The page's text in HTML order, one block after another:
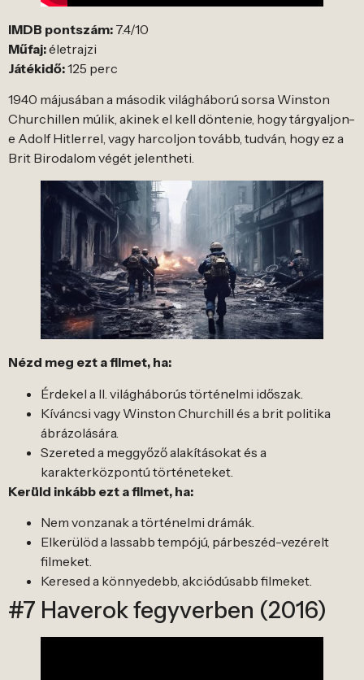
IMDB pontszám: 7.4/10
Műfaj:életrajzi
Játékidő:125 perc
1940 májusában a második világháború sorsa Winston
Churchillen múlik, akinek el kell döntenie, hogy tárgyaljon-
e Adolf Hitlerrel, vagy harcoljon tovább, tudván, hogy ez a
Brit Birodalom végét jelentheti.
Nézd meg ezt a filmet, ha:
Érdekel a II. világháborús történelmi időszak.
Kíváncsi vagy Winston Churchill és a brit politika
ábrázolására.
Szereted a meggyőző alakításokat és a
karakterközpontú történeteket.
Kerüld inkább ezt a filmet, ha:
Nem vonzanak a történelmi drámák.
Elkerülöd a lassabb tempójú, párbeszéd-vezérelt
filmeket.
Keresed a könnyedebb, akciódúsabb filmeket.
#7 Haverok fegyverben (2016)